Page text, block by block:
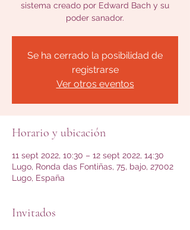
sistema creado por Edward Bach y su
poder sanador.
Se ha cerrado la posibilidad de
registrarse
Ver otros eventos
Horario y ubicación
11 sept 2022, 10:30 – 12 sept 2022, 14:30
Lugo, Ronda das Fontiñas, 75, bajo, 27002
Lugo, España
Invitados